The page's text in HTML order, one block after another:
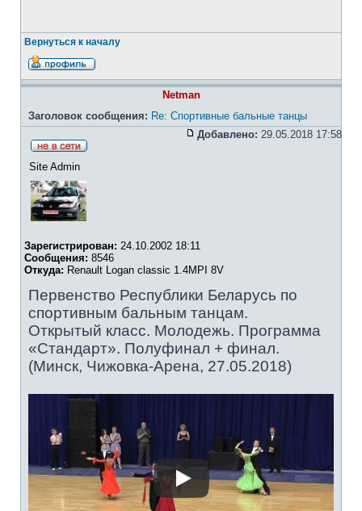
Вернуться к началу
Netman
Заголовок сообщения: Re: Спортивные бальные танцы
Добавлено: 29.05.2018 17:58
Site Admin
Зарегистрирован: 24.10.2002 18:11
Сообщения: 8546
Откуда: Renault Logan classic 1.4MPI 8V
Первенство Республики Беларусь по
спортивным бальным танцам.
Открытый класс. Молодежь. Программа
«Стандарт». Полуфинал + финал.
(Минск, Чижовка-Арена, 27.05.2018)